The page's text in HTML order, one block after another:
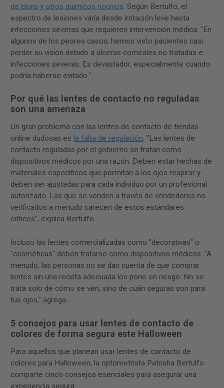
de cloro y otros químicos nocivos . Según Bertulfo, el
espectro de lesiones varía desde irritación leve hasta
infecciones severas que requieren intervención médica. "En
algunos de los peores casos, hemos visto pacientes casi
perder su visión debido a úlceras corneales no tratadas e
infecciones severas. Es devastador, especialmente cuando
podría haberse evitado."
Por qué las lentes de contacto no reguladas
son una amenaza
Un gran problema con las lentes de contacto de tiendas
online dudosas es la falta de regulación. "Las lentes de
contacto reguladas por el gobierno se tratan como
dispositivos médicos por una razón. Deben estar hechas de
materiales específicos que permitan a los ojos respirar y
deben ser ajustadas para cada individuo por un profesional
autorizado. Las que se venden a través de vendedores no
verificados a menudo carecen de estos estándares
críticos", explica Bertulfo.
Incluso las lentes comercializadas como "decorativas" o
"cosméticas" deben tratarse como dispositivos médicos. "A
menudo, las personas no se dan cuenta de que comprar
lentes sin una receta adecuada los pone en riesgo. No se
trata solo de cómo se ven, sino de cuán seguras son para
tus ojos," agrega.
5 consejos para usar lentes de contacto de
colores de forma segura este Halloween
Para aquellos que planean usar lentes de contacto de
colores para Halloween, la optometrista Patrisha Bertulfo
comparte cinco consejos esenciales para asegurar una
experiencia segura: